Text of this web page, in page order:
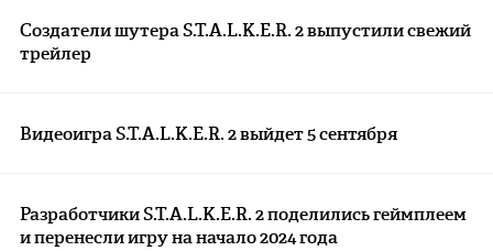
Создатели шутера S.T.A.L.K.E.R. 2 выпустили свежий
трейлер
Видеоигра S.T.A.L.K.E.R. 2 выйдет 5 сентября
Разработчики S.T.A.L.K.E.R. 2 поделились геймплеем
и перенесли игру на начало 2024 года